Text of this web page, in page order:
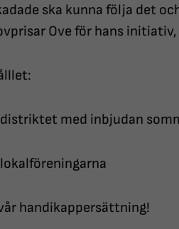
ska kunna följa det
Ove för hans
med inbjudan
handikappersättning!